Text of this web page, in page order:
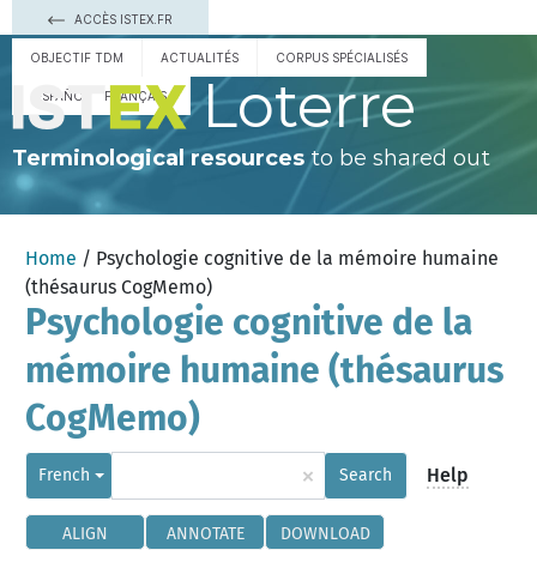
ACCÈS ISTEX.FR
OBJECTIF TDM ACTUALITÉS CORPUS SPÉCIALISÉS
ESPAÑOL FRANÇAIS Loterre
Terminological resourcesto be shared out
Home / Psychologie cognitive de la mémoire humaine
(thésaurus CogMemo)
Psychologie cognitive de la
mémoire humaine (thésaurus
CogMemo)
French × Search Help
ALIGN ANNOTATE DOWNLOAD